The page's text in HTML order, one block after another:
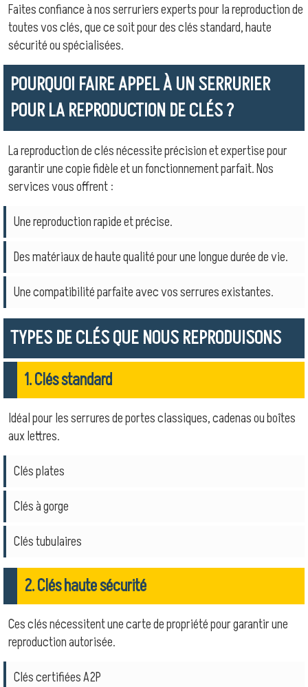
Faites confiance à nos serruriers experts pour la reproduction de
toutes vos clés, que ce soit pour des clés standard, haute
sécurité ou spécialisées.
POURQUOI FAIRE APPEL À UN SERRURIER
POUR LA REPRODUCTION DE CLÉS ?
La reproduction de clés nécessite précision et expertise pour
garantir une copie fidèle et un fonctionnement parfait. Nos
services vous offrent :
Une reproduction rapide et précise.
Des matériaux de haute qualité pour une longue durée de vie.
Une compatibilité parfaite avec vos serrures existantes.
TYPES DE CLÉS QUE NOUS REPRODUISONS
1. Clés standard
Idéal pour les serrures de portes classiques, cadenas ou boîtes
aux lettres.
Clés plates
Clés à gorge
Clés tubulaires
2. Clés haute sécurité
Ces clés nécessitent une carte de propriété pour garantir une
reproduction autorisée.
Clés certifiées A2P